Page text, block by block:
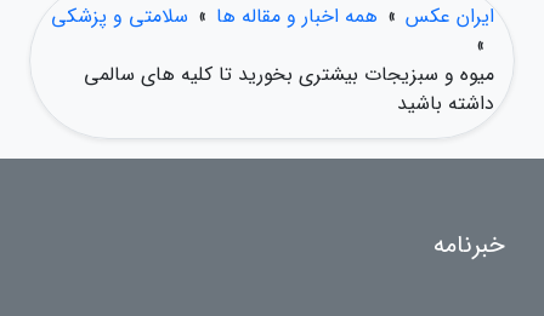
ایران عکس » همه اخبار و مقاله ها » سلامتی و پزشکی
»
میوه و سبزیجات بیشتری بخورید تا کلیه های سالمی
داشته باشید
خبرنامه